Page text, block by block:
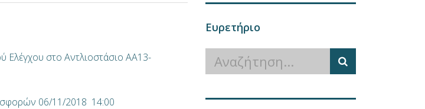
Ελέγχου στο Αντλιοστάσιο ΑΑ13-
06/11/2018 14:00
Ευρετήριο